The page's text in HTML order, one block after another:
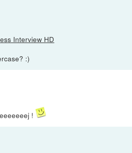
Interview HD
:)
!